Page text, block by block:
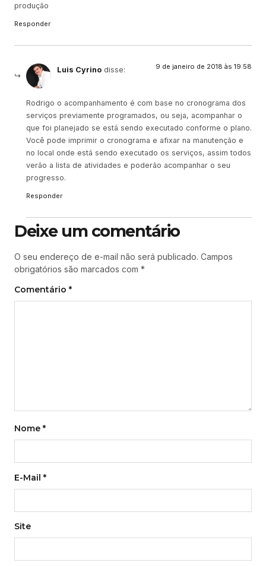
produção
Responder
Luis Cyrino disse: 9 de janeiro de 2018 às 19:58
Rodrigo o acompanhamento é com base no cronograma dos
serviços previamente programados, ou seja, acompanhar o
que foi planejado se está sendo executado conforme o plano.
Você pode imprimir o cronograma e afixar na manutenção e
no local onde está sendo executado os serviços, assim todos
verão a lista de atividades e poderão acompanhar o seu
progresso.
Responder
Deixe um comentário
O seu endereço de e-mail não será publicado. Campos
obrigatórios são marcados com *
Comentário *
Nome *
E-Mail *
Site